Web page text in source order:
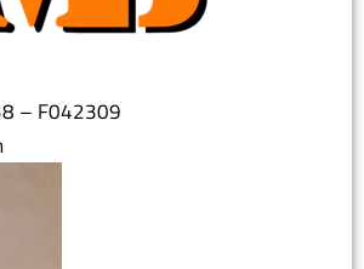
– F042309